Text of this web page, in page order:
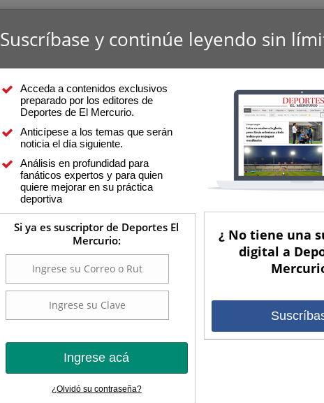
Suscríbase y continúe leyendo sin
Acceda a contenidos exclusivos
preparado por los editores de
Deportes de El Mercurio.
Anticípese a los temas que serán
noticia el día siguiente.
Análisis en profundidad para
fanáticos expertos y para quien
quiere mejorar en su práctica
deportiva
Si ya es suscriptor de Deportes El
Mercurio:
Ingrese acá
¿Olvidó su contraseña?
¿ No tiene una
digital a